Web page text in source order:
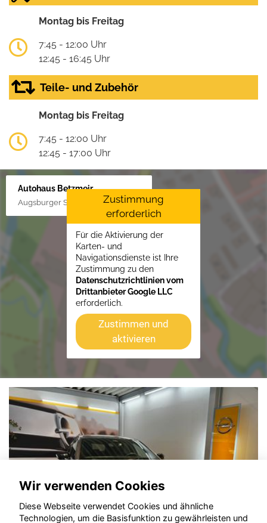
Montag bis Freitag
7:45 - 12:00 Uhr
12:45 - 16:45 Uhr
Teile- und Zubehör
Montag bis Freitag
7:45 - 12:00 Uhr
12:45 - 17:00 Uhr
Autohaus Betzmeir
Augsburger Str. 33, 86551 Aichach
Zustimmung
erforderlich
Für die Aktivierung der
Karten- und
Navigationsdienste ist Ihre
Zustimmung zu den
Datenschutzrichtlinien vom
Drittanbieter Google LLC
erforderlich.
Zustimmen und
aktivieren
Wir verwenden Cookies
Diese Webseite verwendet Cookies und ähnliche
Technologien, um die Basisfunktion zu gewährleisten und